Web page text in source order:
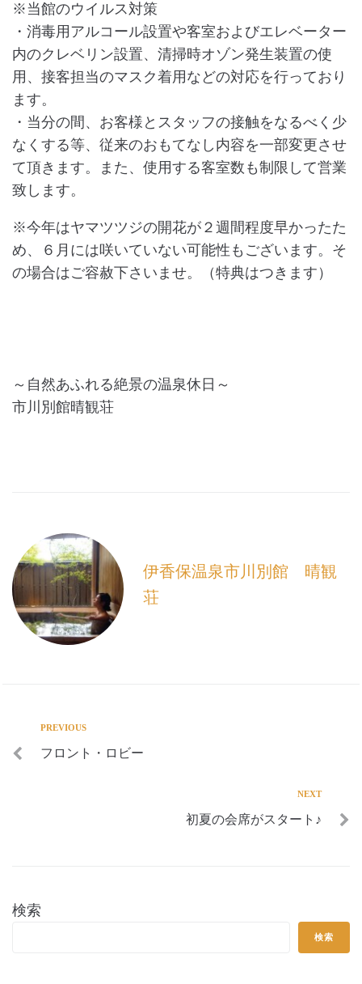
※当館のウイルス対策
・消毒用アルコール設置や客室およびエレベーター
内のクレベリン設置、清掃時オゾン発生装置の使
用、接客担当のマスク着用などの対応を行っており
ます。
・当分の間、お客様とスタッフの接触をなるべく少
なくする等、従来のおもてなし内容を一部変更させ
て頂きます。また、使用する客室数も制限して営業
致します。
※今年はヤマツツジの開花が２週間程度早かったた
め、６月には咲いていない可能性もございます。そ
の場合はご容赦下さいませ。（特典はつきます）
～自然あふれる絶景の温泉休日～
市川別館晴観荘
伊香保温泉市川別館 晴観
荘
PREVIOUS
フロント・ロビー
NEXT
初夏の会席がスタート♪
検索
検索